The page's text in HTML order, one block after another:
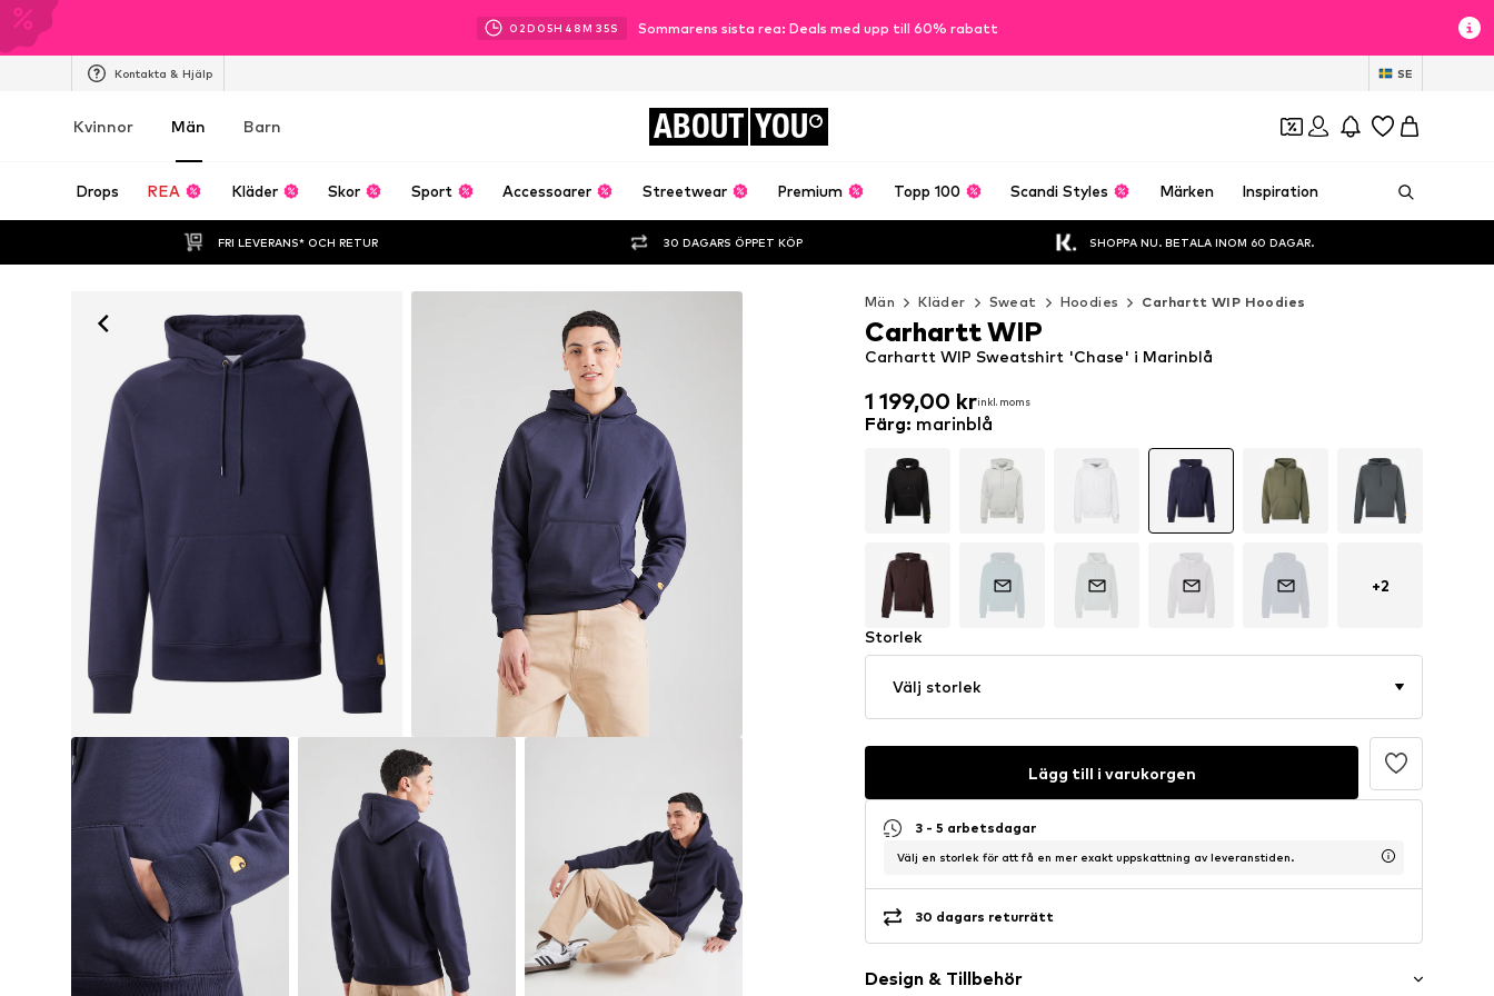
02D 05H 48M 33S Sommarens sista rea: Deals med upp till 60% rabatt
Kontakta & Hjälp SE
Kvinnor Män Barn ABOUT YOU
Drops REA Kläder Skor Sport Accessoarer Streetwear Premium Topp 100 Scandi Styles Märken Inspiration
FRI LEVERANS* OCH RETUR 30 DAGARS ÖPPET KÖP SHOPPA NU. BETALA INOM 60 DAGAR.
Män Kläder Sweat Hoodies Carhartt WIP Hoodies
1 199,00 krinkl. moms
1 199,00 krinkl. moms
Carhartt WIP Sweatshirt 'Chase' i Marinblå
Carhartt WIP
Färg: marinblå
+2
Storlek
Välj storlek
Lägg till i varukorgen
3 - 5 arbetsdagar
Välj en storlek för att få en mer exakt uppskattning av leveranstiden.
30 dagars returrätt
Design & Tillbehör